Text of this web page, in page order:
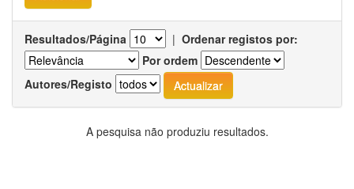
Resultados/Página | Ordenar registos por:
Por ordem
Autores/Registo
A pesquisa não produziu resultados.